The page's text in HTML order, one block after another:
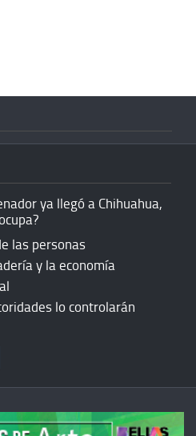
ya llegó a Chihuahua,
las personas
y la economía
lo controlarán